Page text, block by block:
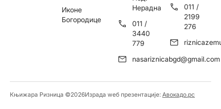
Иконе
Богородице
Нерадна
011 /
3440
779
nasariznicabgd@gmail.com
011 /
2199
276
Књижара Ризница ©️2026Израда wеб презентације: Авокадо.рс